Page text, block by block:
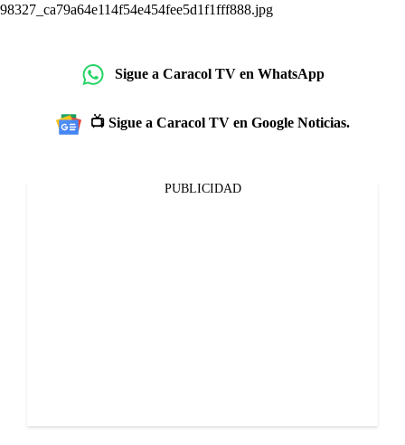
98327_ca79a64e114f54e454fee5d1f1fff888.jpg
Sigue a Caracol TV en WhatsApp
📺 Sigue a Caracol TV en Google Noticias.
PUBLICIDAD